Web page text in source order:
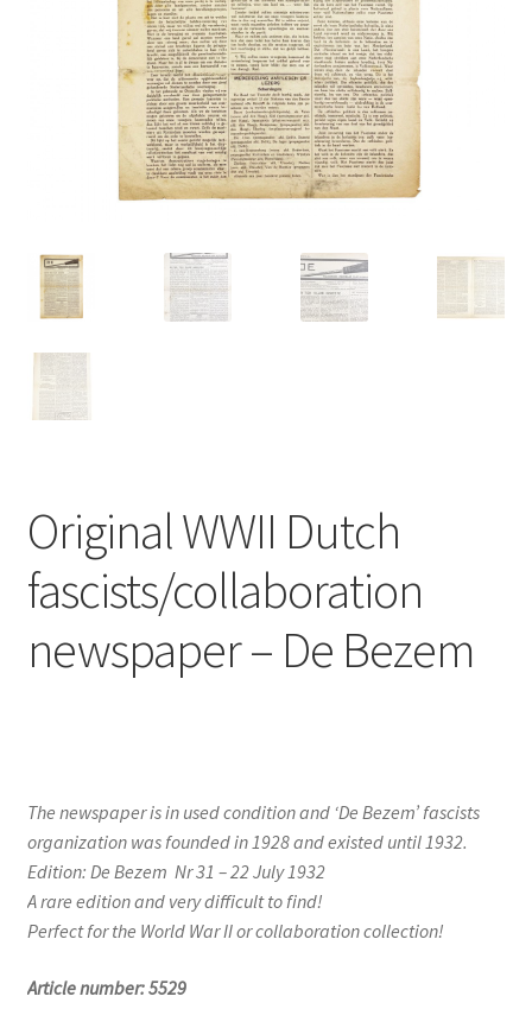
Original WWII Dutch
fascists/collaboration
newspaper – De Bezem
The newspaper is in used condition and ‘De Bezem’ fascists
organization was founded in 1928 and existed until 1932.
Edition: De Bezem Nr 31 – 22 July 1932
A rare edition and very difficult to find!
Perfect for the World War II or collaboration collection!
Article number: 5529